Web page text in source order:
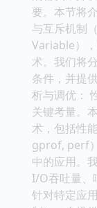
要。本节将
与互斥机制
Variable）
术。我们将
条件，并提
析与调优：
关键考量。
术，包括性
gprof, perf
中的应用。
I/O吞吐量、
针对特定应